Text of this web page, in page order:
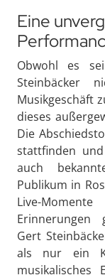
Eine
Obwohl es
Steinbäcker
Musikgeschäft
dieses
Die
stattfinden
auch
Publikum in
Live-
Erinnerungen
Gert
als nur ein
musikalisches